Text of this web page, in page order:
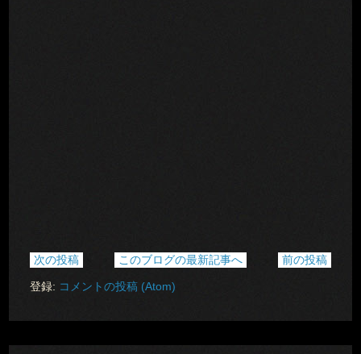
次の投稿 前の投稿
このブログの最新記事へ
登録: コメントの投稿 (Atom)